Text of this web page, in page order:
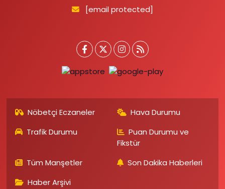
[email protected]
Nöbetçi Eczaneler
Hava Durumu
Trafik Durumu
Puan Durumu ve
Fikstür
Tüm Manşetler
Son Dakika Haberleri
Haber Arşivi